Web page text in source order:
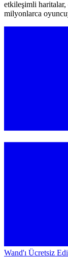
etkileşimli haritalar,
milyonlarca
Wand'ı Ücretsiz